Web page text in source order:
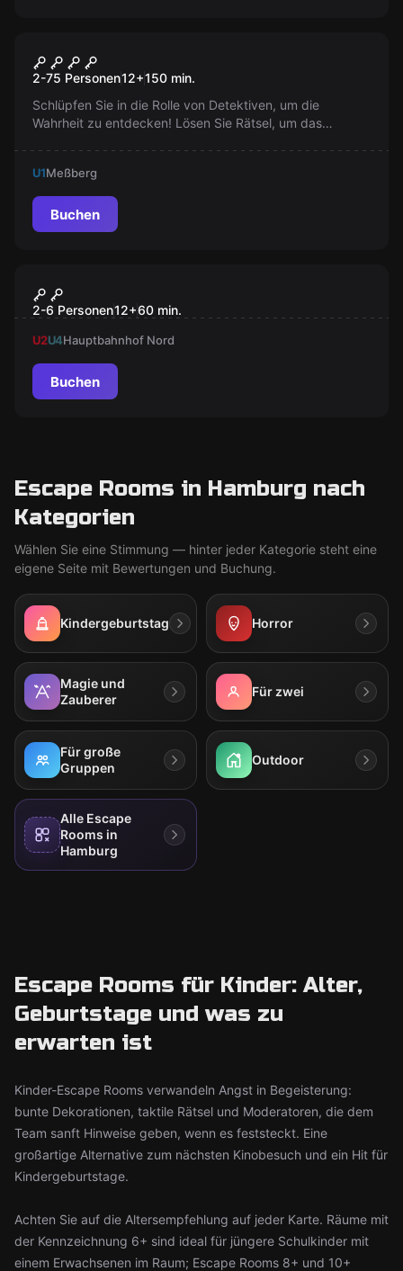
Die Verschwörung
2-75 Personen12+150 min.
Schlüpfen Sie in die Rolle von Detektiven, um die
Wahrheit zu entdecken! Lösen Sie Rätsel, um das
U1Meßberg
Buchen
Der Blutdiamant
2-6 Personen12+60 min.
U2U4Hauptbahnhof Nord
Buchen
Escape Rooms in Hamburg nach
Kategorien
Wählen Sie eine Stimmung — hinter jeder Kategorie steht eine
eigene Seite mit Bewertungen und Buchung.
Kindergeburtstag Horror
Magie und
Zauberer
Für zwei
Für große
Gruppen
Outdoor
Alle Escape
Rooms in
Hamburg
Escape Rooms für Kinder: Alter,
Geburtstage und was zu
erwarten ist
Kinder-Escape Rooms verwandeln Angst in Begeisterung:
bunte Dekorationen, taktile Rätsel und Moderatoren, die dem
Team sanft Hinweise geben, wenn es feststeckt. Eine
großartige Alternative zum nächsten Kinobesuch und ein Hit für
Kindergeburtstage.
Achten Sie auf die Altersempfehlung auf jeder Karte. Räume mit
der Kennzeichnung 6+ sind ideal für jüngere Schulkinder mit
einem Erwachsenen im Raum; Escape Rooms 8+ und 10+